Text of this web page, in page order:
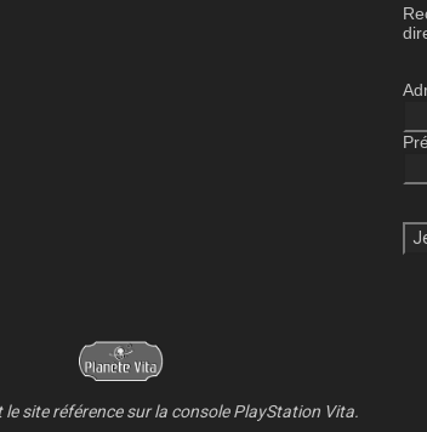
le site référence sur la console PlayStation Vita.